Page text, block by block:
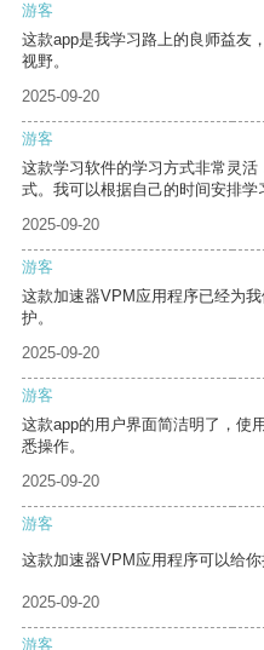
游客
这款app是我学习路上的良师益友
视野。
2025-09-20
游客
这款学习软件的学习方式非常灵
式。我可以根据自己的时间安排学
2025-09-20
游客
这款加速器VPM应用程序已经为
护。
2025-09-20
游客
这款app的用户界面简洁明了，使
悉操作。
2025-09-20
游客
这款加速器VPM应用程序可以给
2025-09-20
游客